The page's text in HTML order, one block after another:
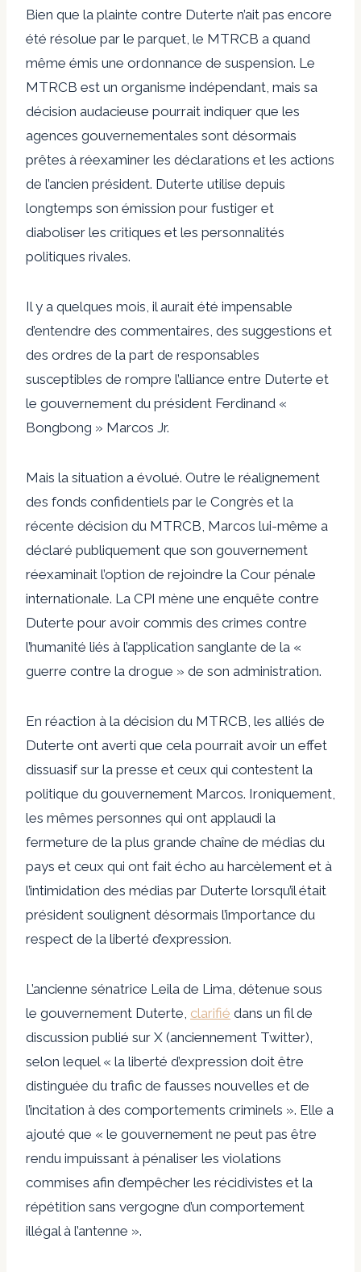
Bien que la plainte contre Duterte n’ait pas encore
été résolue par le parquet, le MTRCB a quand
même émis une ordonnance de suspension. Le
MTRCB est un organisme indépendant, mais sa
décision audacieuse pourrait indiquer que les
agences gouvernementales sont désormais
prêtes à réexaminer les déclarations et les actions
de l’ancien président. Duterte utilise depuis
longtemps son émission pour fustiger et
diaboliser les critiques et les personnalités
politiques rivales.
Il y a quelques mois, il aurait été impensable
d’entendre des commentaires, des suggestions et
des ordres de la part de responsables
susceptibles de rompre l’alliance entre Duterte et
le gouvernement du président Ferdinand «
Bongbong » Marcos Jr.
Mais la situation a évolué. Outre le réalignement
des fonds confidentiels par le Congrès et la
récente décision du MTRCB, Marcos lui-même a
déclaré publiquement que son gouvernement
réexaminait l’option de rejoindre la Cour pénale
internationale. La CPI mène une enquête contre
Duterte pour avoir commis des crimes contre
l’humanité liés à l’application sanglante de la «
guerre contre la drogue » de son administration.
En réaction à la décision du MTRCB, les alliés de
Duterte ont averti que cela pourrait avoir un effet
dissuasif sur la presse et ceux qui contestent la
politique du gouvernement Marcos. Ironiquement,
les mêmes personnes qui ont applaudi la
fermeture de la plus grande chaîne de médias du
pays et ceux qui ont fait écho au harcèlement et à
l’intimidation des médias par Duterte lorsqu’il était
président soulignent désormais l’importance du
respect de la liberté d’expression.
L’ancienne sénatrice Leila de Lima, détenue sous
le gouvernement Duterte, clarifié dans un fil de
discussion publié sur X (anciennement Twitter),
selon lequel « la liberté d’expression doit être
distinguée du trafic de fausses nouvelles et de
l’incitation à des comportements criminels ». Elle a
ajouté que « le gouvernement ne peut pas être
rendu impuissant à pénaliser les violations
commises afin d’empêcher les récidivistes et la
répétition sans vergogne d’un comportement
illégal à l’antenne ».